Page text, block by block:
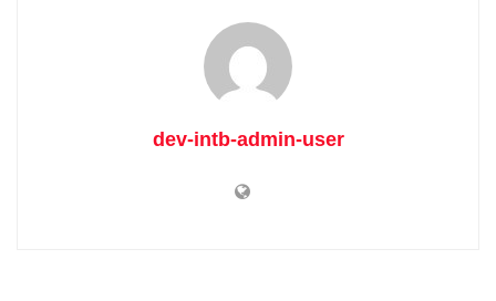
dev-intb-admin-user